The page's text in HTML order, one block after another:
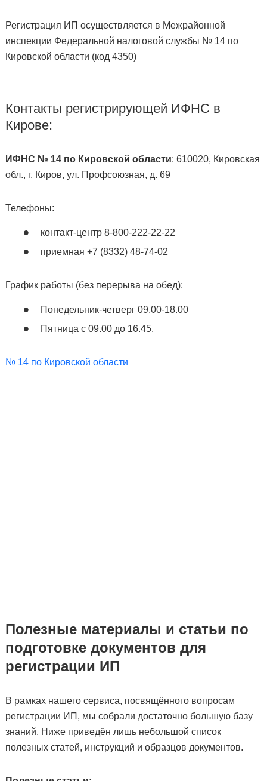
Регистрация ИП осуществляется в Межрайонной
инспекции Федеральной налоговой службы № 14 по
Кировской области (код 4350)
Контакты регистрирующей ИФНС в
Кирове:
ИФНС № 14 по Кировской области: 610020, Кировская
обл., г. Киров, ул. Профсоюзная, д. 69
Телефоны:
контакт-центр 8-800-222-22-22
приемная +7 (8332) 48-74-02
График работы (без перерыва на обед):
Понедельник-четверг 09.00-18.00
Пятница с 09.00 до 16.45.
№ 14 по Кировской области
Полезные материалы и статьи по
подготовке документов для
регистрации ИП
В рамках нашего сервиса, посвящённого вопросам
регистрации ИП, мы собрали достаточно большую базу
знаний. Ниже приведён лишь небольшой список
полезных статей, инструкций и образцов документов.